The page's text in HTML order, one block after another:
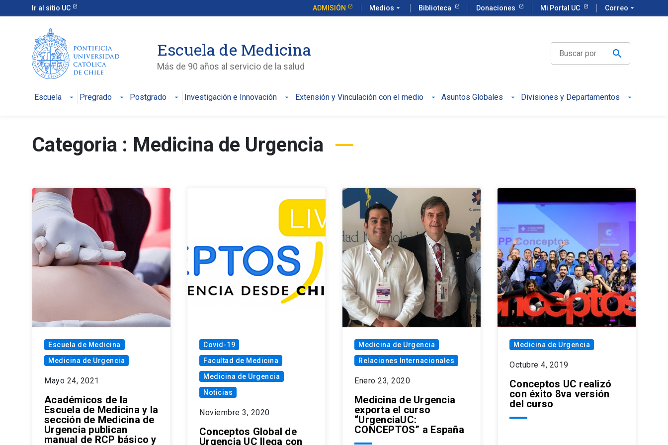
Ir al sitio UC ADMISIÓN Medios arrow_drop_down Biblioteca Donaciones Mi Portal UC Correo arrow_drop_down
Escuela de Medicina
Más de 90 años al servicio de la salud
Escuela Pregrado Postgrado Investigación e Innovación Extensión y Vinculación con el medio Asuntos Globales Divisiones y Departamentos
Categoria : Medicina de Urgencia
Escuela de Medicina
Medicina de Urgencia
Mayo 24, 2021
Académicos de la
Escuela de Medicina y la
sección de Medicina de
Urgencia publican
manual de RCP básico y
Covid-19
Facultad de Medicina
Medicina de Urgencia
Noticias
Noviembre 3, 2020
Conceptos Global de
Urgencia UC llega con
Medicina de Urgencia
Relaciones Internacionales
Enero 23, 2020
Medicina de Urgencia
exporta el curso
“UrgenciaUC:
CONCEPTOS” a España
Medicina de Urgencia
Octubre 4, 2019
Conceptos UC realizó
con éxito 8va versión
del curso